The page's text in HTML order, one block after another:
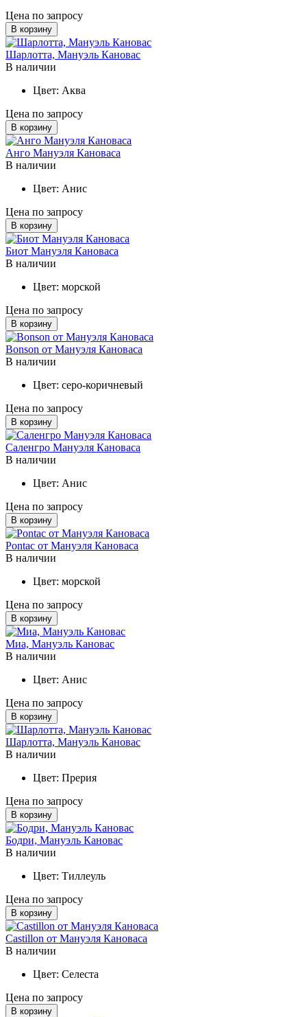
Цена по запросу
В корзину
Шарлотта, Мануэль Кановас
В наличии
Цвет: Аква
Цена по запросу
В корзину
Анго Мануэля Кановаса
В наличии
Цвет: Анис
Цена по запросу
В корзину
Биот Мануэля Кановаса
В наличии
Цвет: морской
Цена по запросу
В корзину
Bonson от Мануэля Кановаса
В наличии
Цвет: серо-коричневый
Цена по запросу
В корзину
Саленгро Мануэля Кановаса
В наличии
Цвет: Анис
Цена по запросу
В корзину
Pontac от Мануэля Кановаса
В наличии
Цвет: морской
Цена по запросу
В корзину
Миа, Мануэль Кановас
В наличии
Цвет: Анис
Цена по запросу
В корзину
Шарлотта, Мануэль Кановас
В наличии
Цвет: Прерия
Цена по запросу
В корзину
Бодри, Мануэль Кановас
В наличии
Цвет: Тиллеуль
Цена по запросу
В корзину
Castillon от Мануэля Кановаса
В наличии
Цвет: Селеста
Цена по запросу
В корзину